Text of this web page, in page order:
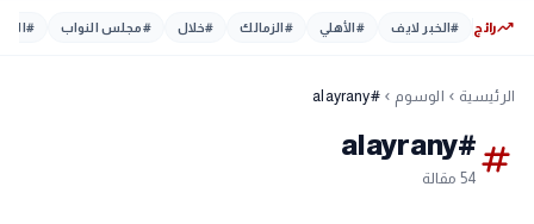
trending_upرائج #الخبر لايف #الأهلي #الزمالك #خلال #مجلس النواب #
الرئيسية chevron_left الوسوم chevron_left
#alayrany
tag
#alayrany
54 مقالة